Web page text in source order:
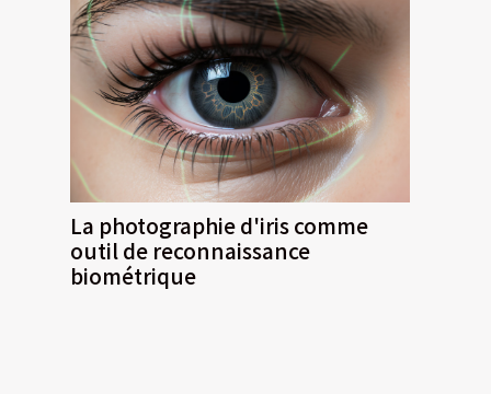
La photographie d'iris comme
outil de reconnaissance
biométrique